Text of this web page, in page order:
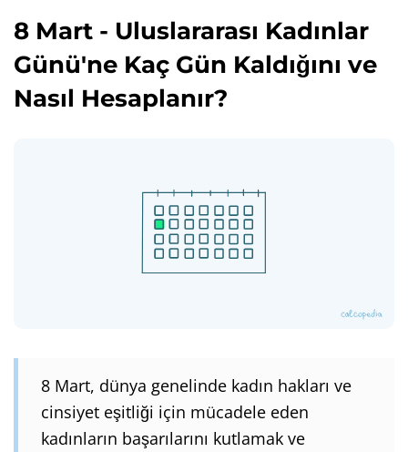
8 Mart - Uluslararası Kadınlar
Günü'ne Kaç Gün Kaldığını ve
Nasıl Hesaplanır?
8 Mart, dünya genelinde kadın hakları ve
cinsiyet eşitliği için mücadele eden
kadınların başarılarını kutlamak ve